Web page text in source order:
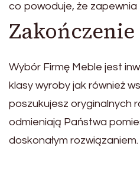
co powoduje, że zapewnia
Zakończenie
Wybór Firmę Meble jest
klasy wyroby jak również
poszukujesz oryginalnych
odmieniają Państwa
doskonałym rozwiązaniem.